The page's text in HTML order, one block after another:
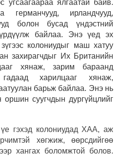
угсаагаараа ялгаатай байв.
германчууд, ирландчууд,
болон бусад үндэстний
байлаа. Энэ үед эх
колониудыг маш хатуу
захирагчдыг Их Британийн
хянаж, зарим бараанд
харилцааг хянаж,
барьж байлаа. Энэ нь
оршин суугчдын дургүйцлийг
гэхэд колониудад ХАА, аж
хөгжиж, өөрсдийгөө
хангах боломжтой болов.